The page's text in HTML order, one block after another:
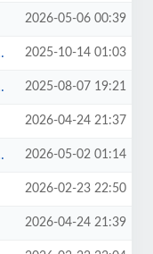
2026-05-06 00:39
2025-10-14 01:03
2025-08-07 19:21
2026-04-24 21:37
2026-05-02 01:14
2026-02-23 22:50
2026-04-24 21:39